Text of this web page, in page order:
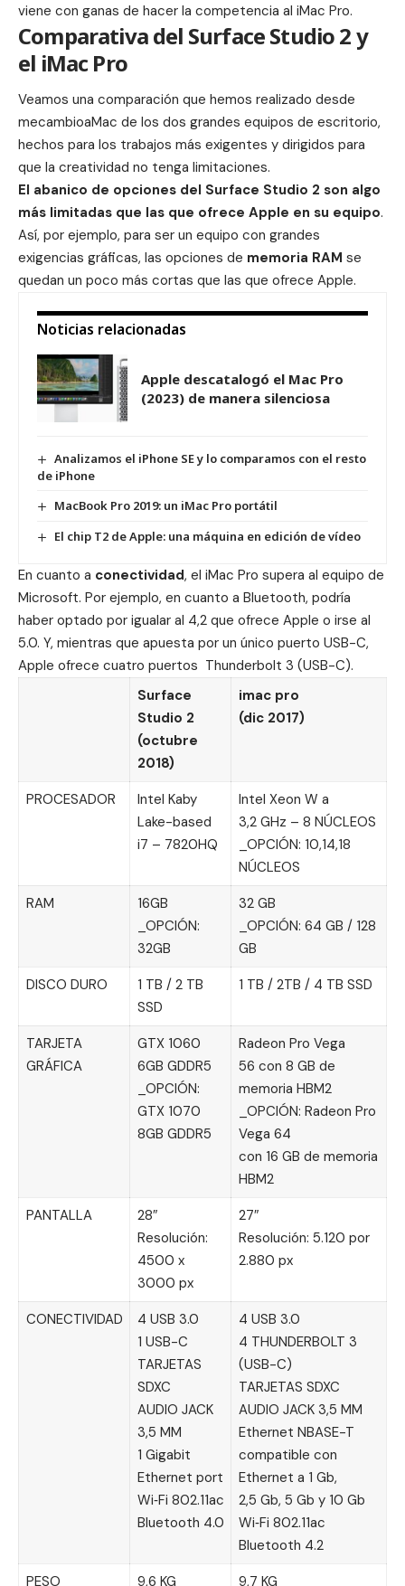
viene con ganas de hacer la competencia al iMac Pro.
Comparativa del Surface Studio 2 y
el iMac Pro
Veamos una comparación que hemos realizado desde
mecambioaMac de los dos grandes equipos de escritorio,
hechos para los trabajos más exigentes y dirigidos para
que la creatividad no tenga limitaciones.
El abanico de opciones del Surface Studio 2 son algo
más limitadas que las que ofrece Apple en su equipo.
Así, por ejemplo, para ser un equipo con grandes
exigencias gráficas, las opciones de memoria RAM se
quedan un poco más cortas que las que ofrece Apple.
Noticias relacionadas
Apple descatalogó el Mac Pro
(2023) de manera silenciosa
Analizamos el iPhone SE y lo comparamos con el resto
de iPhone
MacBook Pro 2019: un iMac Pro portátil
El chip T2 de Apple: una máquina en edición de vídeo
En cuanto a conectividad, el iMac Pro supera al equipo de
Microsoft. Por ejemplo, en cuanto a Bluetooth, podría
haber optado por igualar al 4,2 que ofrece Apple o irse al
5.0. Y, mientras que apuesta por un único puerto USB-C,
Apple ofrece cuatro puertos Thunderbolt 3 (USB-C).
Surface
Studio 2
(octubre
2018)
imac pro
(dic 2017)
PROCESADOR
Intel Kaby
Lake-based
i7 – 7820HQ
Intel Xeon W a
3,2 GHz – 8 NÚCLEOS
_OPCIÓN: 10,14,18
NÚCLEOS
RAM
16GB
_OPCIÓN:
32GB
32 GB
_OPCIÓN: 64 GB / 128
GB
DISCO DURO
1 TB / 2 TB
SSD
1 TB / 2TB / 4 TB SSD
TARJETA
GRÁFICA
GTX 1060
6GB GDDR5
_OPCIÓN:
GTX 1070
8GB GDDR5
Radeon Pro Vega
56 con 8 GB de
memoria HBM2
_OPCIÓN: Radeon Pro
Vega 64
con 16 GB de memoria
HBM2
PANTALLA
28″
Resolución:
4500 x
3000 px
27″
Resolución: 5.120 por
2.880 px
CONECTIVIDAD
4 USB 3.0
1 USB-C
TARJETAS
SDXC
AUDIO JACK
3,5 MM
1 Gigabit
Ethernet port
Wi‑Fi 802.11ac
Bluetooth 4.0
4 USB 3.0
4 THUNDERBOLT 3
(USB-C)
TARJETAS SDXC
AUDIO JACK 3,5 MM
Ethernet NBASE-T
compatible con
Ethernet a 1 Gb,
2,5 Gb, 5 Gb y 10 Gb
Wi‑Fi 802.11ac
Bluetooth 4.2
PESO
9,6 KG 9,7 KG